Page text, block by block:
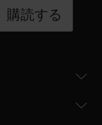
購読する